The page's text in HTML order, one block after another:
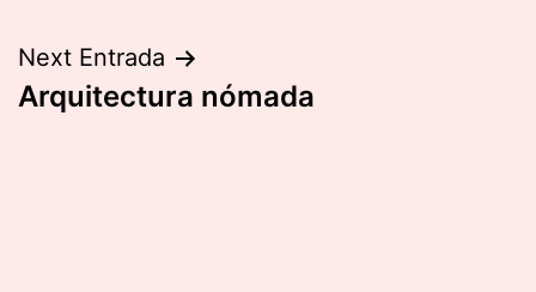
Navegación
de
Next Entrada
Arquitectura nómada